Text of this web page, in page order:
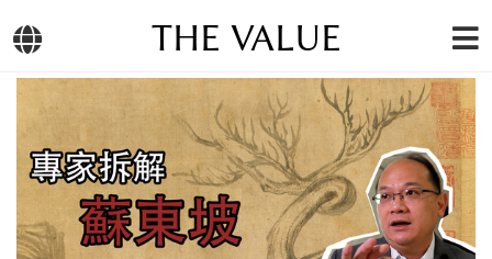
THE VALUE